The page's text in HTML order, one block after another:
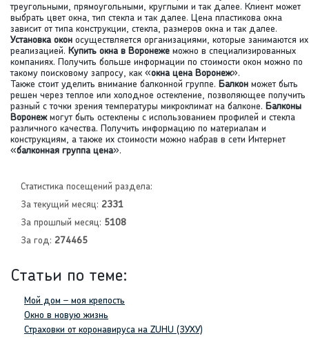
треугольными, прямоугольными, круглыми и так далее. Клиент может
выбрать цвет окна, тип стекла и так далее. Цена пластикова окна
зависит от типа конструкции, стекла, размеров окна и так далее.
Установка окон осуществляется организациями, которые занимаются их
реализацией. Купить окна в Воронеже можно в специализированных
компаниях. Получить больше информации по стоимости окон можно по
такому поисковому запросу, как «окна цена Воронеж».
Также стоит уделить внимание балконной группе. Балкон может быть
решен через теплое или холодное остекление, позволяющее получить
разный с точки зрения температуры микроклимат на балконе. Балконы
Воронежмогут быть остеклены с использованием профилей и стекла
различного качества. Получить информацию по материалам и
конструкциям, а также их стоимости можно набрав в сети Интернет
«балконная группа цена».
Статистика посещений раздела:
За текущий месяц: 2331
За прошлый месяц: 5108
За год: 274465
Статьи по теме:
Мой дом – моя крепость
Окно в новую жизнь
Страховки от коронавируса на ZUHU (ЗУХУ)